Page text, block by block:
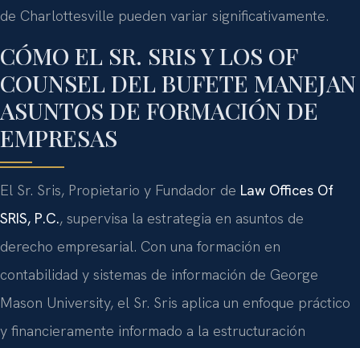
de Charlottesville pueden variar significativamente.
CÓMO EL SR. SRIS Y LOS OF
COUNSEL DEL BUFETE MANEJAN
ASUNTOS DE FORMACIÓN DE
EMPRESAS
El Sr. Sris, Propietario y Fundador de Law Offices Of
SRIS, P.C., supervisa la estrategia en asuntos de
derecho empresarial. Con una formación en
contabilidad y sistemas de información de George
Mason University, el Sr. Sris aplica un enfoque práctico
y financieramente informado a la estructuración